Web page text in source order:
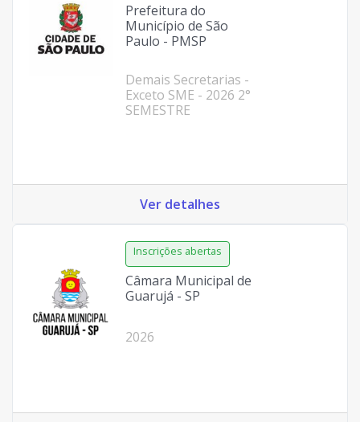
Prefeitura do
Município de São
Paulo - PMSP
Demais Secretarias -
Exceto SME - 2026 2°
SEMESTRE
Ver detalhes
Câmara Municipal de
Guarujá - SP
2026